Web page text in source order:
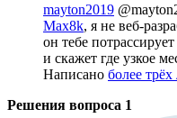
mayton2019
Max8k, я не веб-
он тебе
и скажет где узкое
Написано более трёх
Решения вопроса 1